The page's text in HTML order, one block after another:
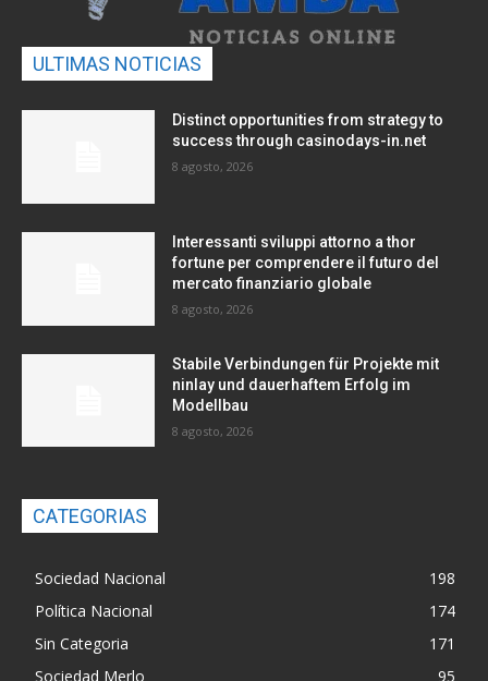
ULTIMAS NOTICIAS
Distinct opportunities from strategy to
success through casinodays-in.net
8 agosto, 2026
Interessanti sviluppi attorno a thor
fortune per comprendere il futuro del
mercato finanziario globale
8 agosto, 2026
Stabile Verbindungen für Projekte mit
ninlay und dauerhaftem Erfolg im
Modellbau
8 agosto, 2026
CATEGORIAS
Sociedad Nacional
198
Política Nacional
174
Sin Categoria
171
Sociedad Merlo
95